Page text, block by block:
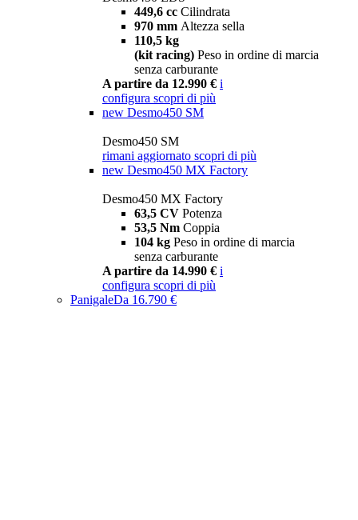
449,6 cc Cilindrata
970 mm Altezza sella
110,5 kg
(kit racing) Peso in ordine di marcia
senza carburante
A partire da 12.990 € i
configura scopri di più
new Desmo450 SM
Desmo450 SM
rimani aggiornato scopri di più
new Desmo450 MX Factory
Desmo450 MX Factory
63,5 CV Potenza
53,5 Nm Coppia
104 kg Peso in ordine di marcia
senza carburante
A partire da 14.990 € i
configura scopri di più
PanigaleDa 16.790 €